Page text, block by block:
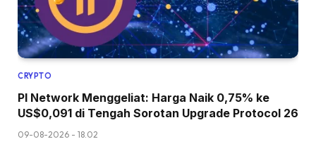
CRYPTO
PI Network Menggeliat: Harga Naik 0,75% ke
US$0,091 di Tengah Sorotan Upgrade Protocol 26
09-08-2026 - 18.02